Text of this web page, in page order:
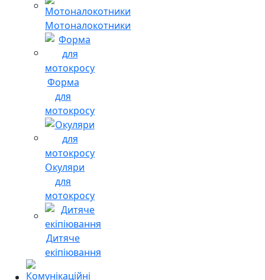
Мотоналокотники
Форма
для
мотокросу
Окуляри
для
мотокросу
Дитяче
екіпіювання